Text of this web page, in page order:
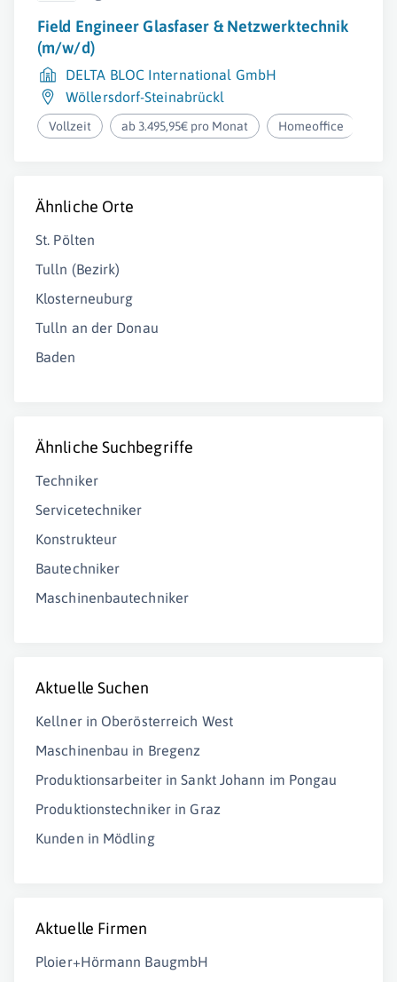
Field Engineer Glasfaser & Netzwerktechnik
(m/w/d)
DELTA BLOC International GmbH
Wöllersdorf-Steinabrückl
Vollzeit ab 3.495,95€ pro Monat Homeoffice
Ähnliche Orte
St. Pölten
Tulln (Bezirk)
Klosterneuburg
Tulln an der Donau
Baden
Ähnliche Suchbegriffe
Techniker
Servicetechniker
Konstrukteur
Bautechniker
Maschinenbautechniker
Aktuelle Suchen
Kellner in Oberösterreich West
Maschinenbau in Bregenz
Produktionsarbeiter in Sankt Johann im Pongau
Produktionstechniker in Graz
Kunden in Mödling
Aktuelle Firmen
Ploier+Hörmann BaugmbH